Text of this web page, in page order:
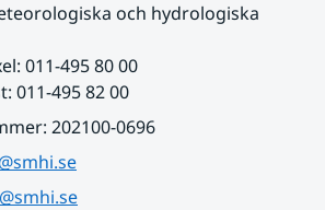
och hydrologiska
011-495 80 00
011-495 82 00
202100-0696